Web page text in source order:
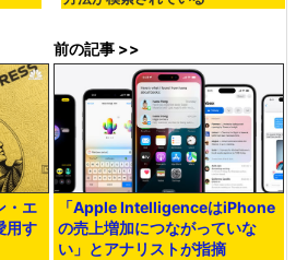
・エ
用す
前の記事 >>
「Apple IntelligenceはiPhone
の売上増加につながっていな
い」とアナリストが指摘